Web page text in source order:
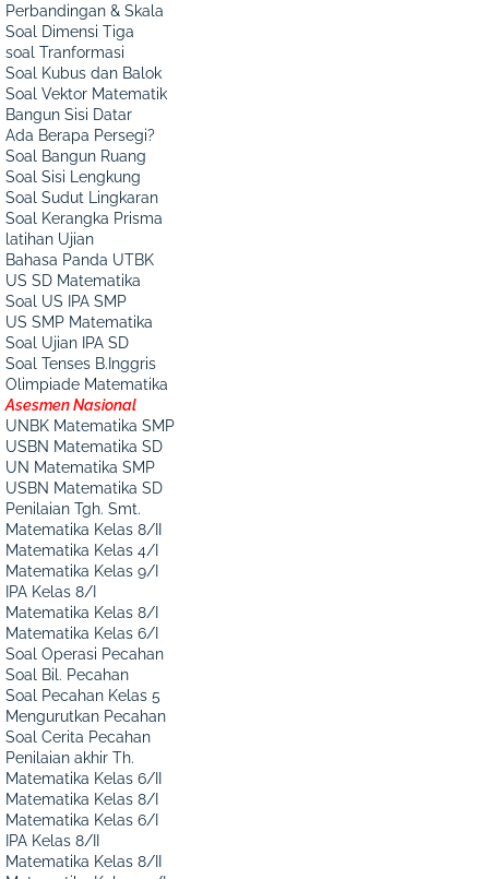
Perbandingan & Skala
Soal Dimensi Tiga
soal Tranformasi
Soal Kubus dan Balok
Soal Vektor Matematik
Bangun Sisi Datar
Ada Berapa Persegi?
Soal Bangun Ruang
Soal Sisi Lengkung
Soal Sudut Lingkaran
Soal Kerangka Prisma
latihan Ujian
Bahasa Panda UTBK
US SD Matematika
Soal US IPA SMP
US SMP Matematika
Soal Ujian IPA SD
Soal Tenses B.Inggris
Olimpiade Matematika
Asesmen Nasional
UNBK Matematika SMP
USBN Matematika SD
UN Matematika SMP
USBN Matematika SD
Penilaian Tgh. Smt.
Matematika Kelas 8/II
Matematika Kelas 4/I
Matematika Kelas 9/I
IPA Kelas 8/I
Matematika Kelas 8/I
Matematika Kelas 6/I
Soal Operasi Pecahan
Soal Bil. Pecahan
Soal Pecahan Kelas 5
Mengurutkan Pecahan
Soal Cerita Pecahan
Penilaian akhir Th.
Matematika Kelas 6/II
Matematika Kelas 8/I
Matematika Kelas 6/I
IPA Kelas 8/II
Matematika Kelas 8/II